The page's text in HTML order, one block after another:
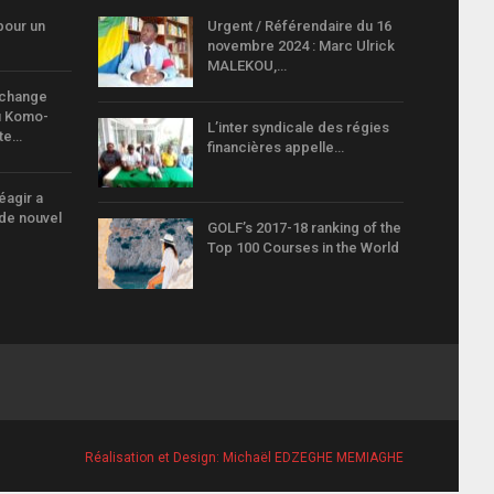
un
Komo-
a
nouvel
Urgent / Référendaire du 16
novembre 2024 : Marc Ulrick
MALEKOU,…
L’inter syndicale des régies
financières appelle…
GOLF’s 2017-18 ranking of the
Top 100 Courses in the World
Réalisation et Design: Michaël EDZEGHE MEMIAGHE